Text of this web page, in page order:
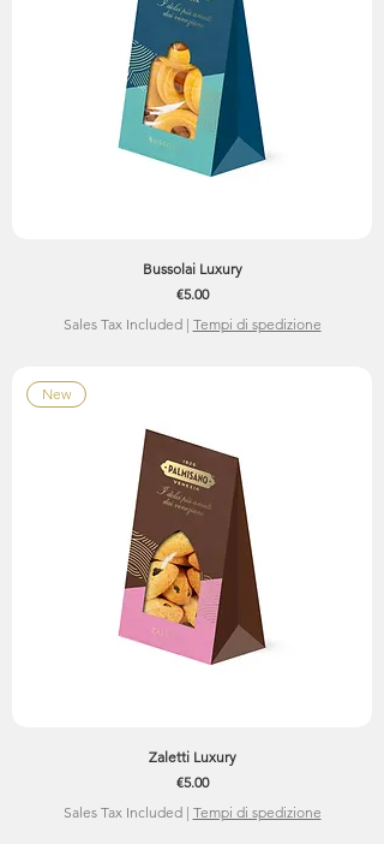
Bussolai Luxury
Price
€5.00
Sales Tax Included| Tempi di spedizione
New
Zaletti Luxury
Price
€5.00
Sales Tax Included| Tempi di spedizione